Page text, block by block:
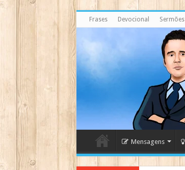
Frases Devocional Sermões
Mensagens